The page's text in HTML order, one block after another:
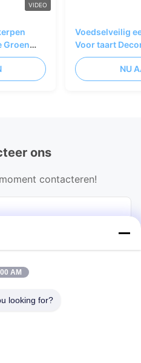
VIDEO
Groen
Voedselveilig
Voor taart
Blauw
NU
ons
contacteren!
AM
looking for?